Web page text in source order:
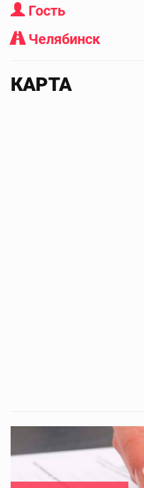
Гость
Челябинск
КАРТА